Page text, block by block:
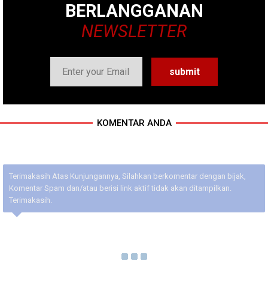
BERLANGGANAN
NEWSLETTER
KOMENTAR ANDA
Terimakasih Atas Kunjungannya, Silahkan berkomentar dengan bijak,
Komentar Spam dan/atau berisi link aktif tidak akan ditampilkan.
Terimakasih.